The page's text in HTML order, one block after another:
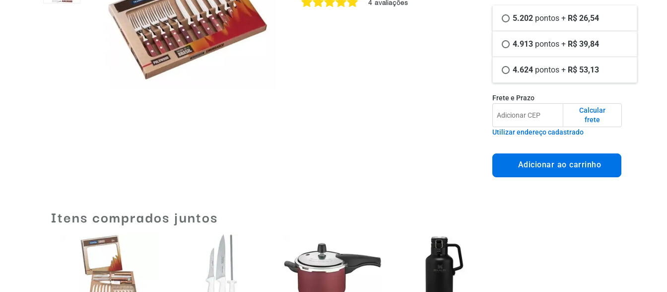
4 avaliações
5.202 pontos + R$ 26,54
4.913 pontos + R$ 39,84
4.624 pontos + R$ 53,13
Frete e Prazo
Calcular
frete
Utilizar endereço cadastrado
Adicionar ao carrinho
Itens comprados juntos